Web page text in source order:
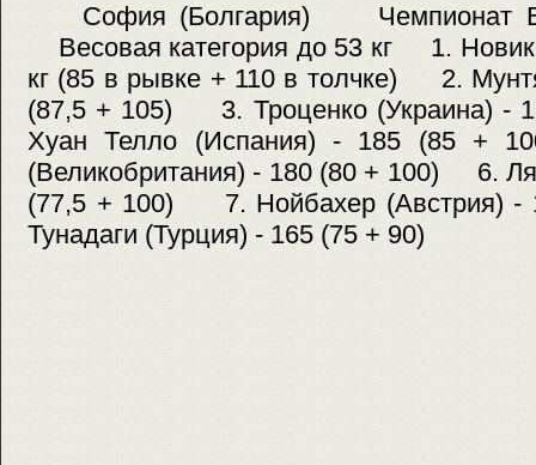
София (Болгария)
Весовая категория до 53 кг 1.
кг (85 в рывке + 110 в толчке) 2.
(87,5 + 105) 3. Троценко (Украина)
Хуан Телло (Испания) - 185 (85
(Великобритания) - 180 (80 + 100) 6.
(77,5 + 100) 7. Нойбахер (Австрия)
Тунадаги (Турция) - 165 (75 + 90)